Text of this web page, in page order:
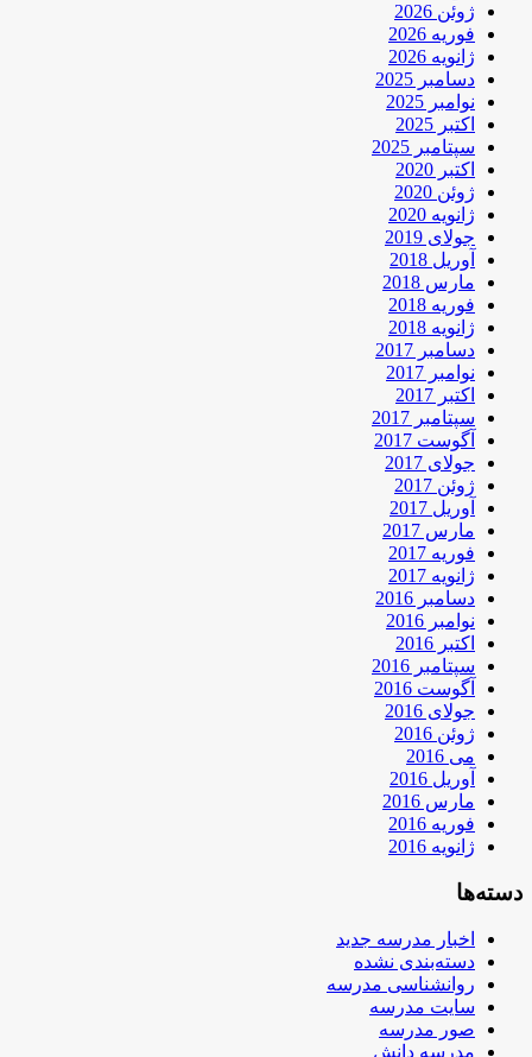
ژوئن 2026
فوریه 2026
ژانویه 2026
دسامبر 2025
نوامبر 2025
اکتبر 2025
سپتامبر 2025
اکتبر 2020
ژوئن 2020
ژانویه 2020
جولای 2019
آوریل 2018
مارس 2018
فوریه 2018
ژانویه 2018
دسامبر 2017
نوامبر 2017
اکتبر 2017
سپتامبر 2017
آگوست 2017
جولای 2017
ژوئن 2017
آوریل 2017
مارس 2017
فوریه 2017
ژانویه 2017
دسامبر 2016
نوامبر 2016
اکتبر 2016
سپتامبر 2016
آگوست 2016
جولای 2016
ژوئن 2016
می 2016
آوریل 2016
مارس 2016
فوریه 2016
ژانویه 2016
دسته‌ها
اخبار مدرسه جدید
دسته‌بندی نشده
روانشناسی مدرسه
سایت مدرسه
صور مدرسه
مدرسه دانش